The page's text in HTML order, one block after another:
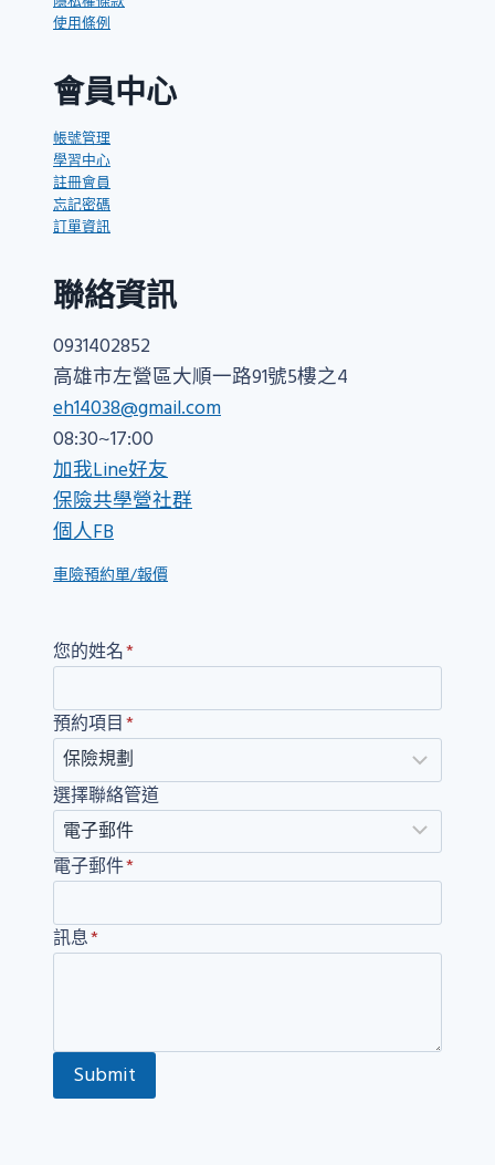
使用條例
會員中心
帳號管理
學習中心
註冊會員
忘記密碼
訂單資訊
聯絡資訊
0931402852
高雄市左營區大順一路91號5樓之4
eh14038@gmail.com
08:30~17:00
加我Line好友
保險共學營社群
個人FB
車險預約單/報價
您的姓名*
預約項目 *
選擇聯絡管道
電子郵件*
訊息*
Submit